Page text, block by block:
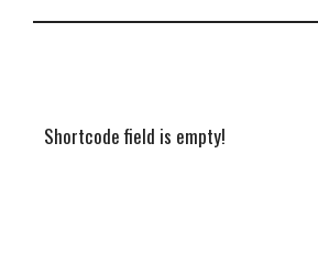
Shortcode field is empty!